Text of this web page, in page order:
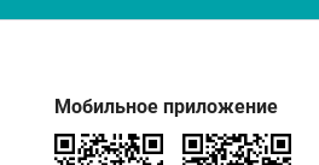
Мобильное приложение